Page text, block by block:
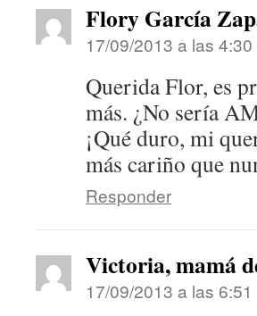
Flory García
17/09/2013 a las 4:30
Querida Flor, es
más. ¿No sería
¡Qué duro, mi
más cariño que
Responder
Victoria, mamá
17/09/2013 a las 6:51